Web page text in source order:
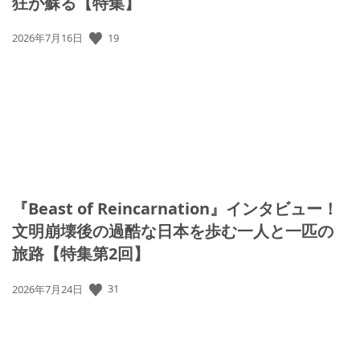
公
2026年7月16日 19
『Beast of Reincarnation』インタビュー！
文明崩壊後の過酷な日本を歩む一人と一匹の
旅路【特集第2回】
公
2026年7月24日 31